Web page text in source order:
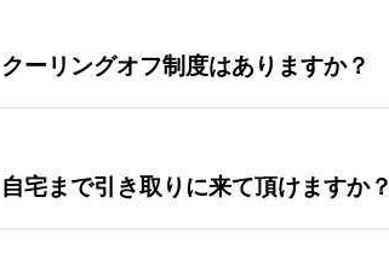
クーリングオフ制度はありますか？
自宅まで引き取りに来て頂けますか？